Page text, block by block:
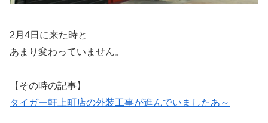
2月4日に来た時と
あまり変わっていません。
【その時の記事】
タイガー軒上町店の外装工事が進んでいましたあ～